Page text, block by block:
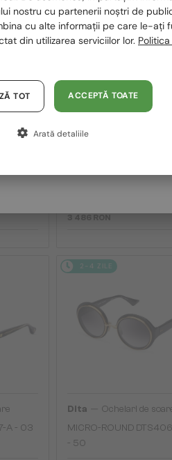
-
2-4 ZILE
MACH-S DTS412-A -
3 486 RON
A - 03
2-4 ZILE
Dita
Ochelari de
MICRO-ROUND
- 50
/ HU
/ AT
nostru cu partenerii noștri de
cu alte informații pe care le-ați
din utilizarea serviciilor lor.
ACCEPTĂ TOATE
TOT
Arată detaliile